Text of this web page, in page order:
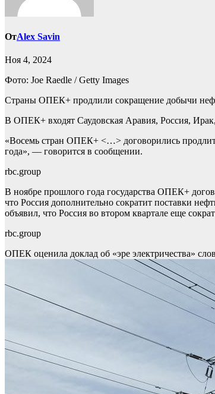
ОтAlex Savin
Ноя 4, 2024
Фото: Joe Raedle / Getty Images
Страны ОПЕК+ продлили сокращение добычи
В ОПЕК+ входят Саудовская Аравия, Россия,
«Восемь стран ОПЕК+ <…> договорились
года», — говорится в сообщении.
rbc.group
В ноябре прошлого года государства ОПЕК+
что Россия дополнительно сократит поставки
объявил, что Россия во втором квартале еще
rbc.group
ОПЕК оценила доклад об «эре электричества»